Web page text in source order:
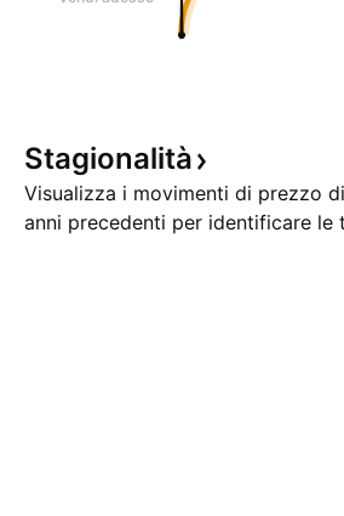
Stagionalità
Visualizza i movimenti di prezzo
anni precedenti per identificare le